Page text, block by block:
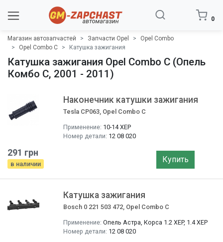
0
Магазин автозапчастей Запчасти Opel
Opel Combo
Opel Combo C
Катушка зажигания
Катушка зажигания Opel Combo C (Опель
Комбо C, 2001 - 2011)
Наконечник катушки зажигания
Tesla CP063, Opel Combo C
Применение: 10-14 XEP
Номер детали: 12 08 020
291 грн
в наличии Купить
Катушка зажигания
Bosch 0 221 503 472, Opel Combo C
Применение: Опель Астра, Корса 1.2 XEP, 1.4 XEP
Номер детали: 12 08 020